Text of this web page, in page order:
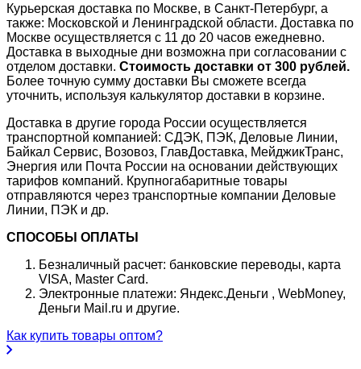
Курьерская доставка по Москве, в Санкт-Петербург, а
также: Московской и Ленинградской области. Доставка по
Москве осуществляется с 11 до 20 часов ежедневно.
Доставка в выходные дни возможна при согласовании с
отделом доставки. Стоимость доставки от 300 рублей.
Более точную сумму доставки Вы сможете всегда
уточнить, используя калькулятор доставки в корзине.
Доставка в другие города России осуществляется
транспортной компанией: СДЭК, ПЭК, Деловые Линии,
Байкал Сервис, Возовоз, ГлавДоставка, МейджикТранс,
Энергия или Почта России на основании действующих
тарифов компаний. Крупногабаритные товары
отправляются через транспортные компании Деловые
Линии, ПЭК и др.
СПОСОБЫ ОПЛАТЫ
Безналичный расчет: банковские переводы, карта
VISA, Master Card.
Электронные платежи: Яндекс.Деньги , WebMoney,
Деньги Mail.ru и другие.
Как купить товары оптом?